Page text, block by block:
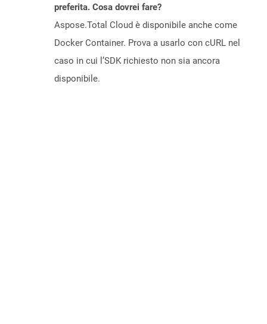
preferita. Cosa dovrei fare?
Aspose.Total Cloud è disponibile anche come
Docker Container. Prova a usarlo con cURL nel
caso in cui l’SDK richiesto non sia ancora
disponibile.